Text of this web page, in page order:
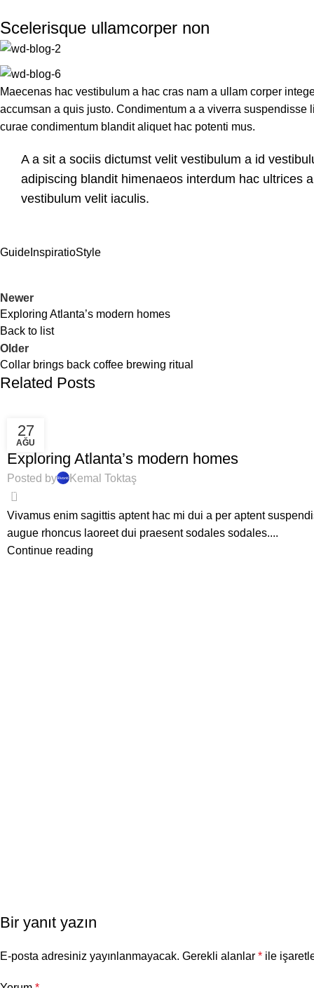
Scelerisque ullamcorper non
Maecenas hac vestibulum a hac cras nam a ullam corper
accumsan a quis justo. Condimentum a a viverra
curae condimentum blandit aliquet hac potenti mus.
A a sit a sociis dictumst velit vestibulum a id
adipiscing blandit himenaeos interdum hac ultrices
vestibulum velit iaculis.
Guide InspiratioStyle
Newer
Exploring Atlanta’s modern homes
Back to list
Older
Collar brings back coffee brewing ritual
Related Posts
27
AĞU
DECORATION
Exploring Atlanta’s modern homes
Posted by Kemal Toktaş
0
Vivamus enim sagittis aptent hac mi dui a per aptent
augue rhoncus laoreet dui praesent sodales sodales....
Continue reading
Bir yanıt yazın
E-posta adresiniz yayınlanmayacak. Gerekli alanlar * ile